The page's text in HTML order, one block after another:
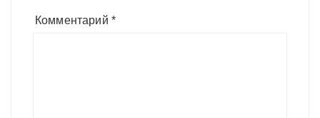
Комментарий *